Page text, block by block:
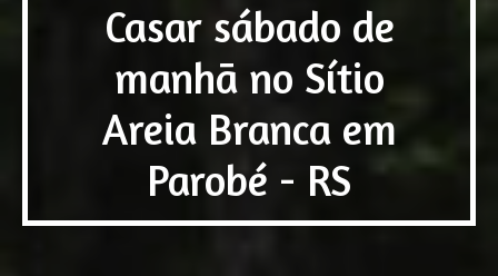
Casar sábado de
manhã no Sítio
Areia Branca em
Parobé - RS